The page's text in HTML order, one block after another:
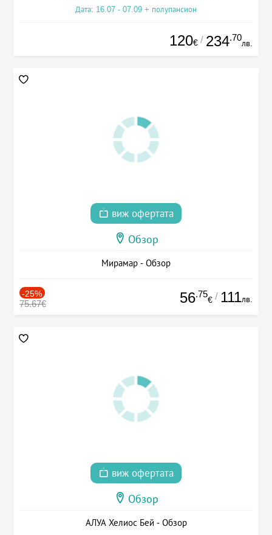
Дата: 16.07 - 07.09 + полупансион
120€ / 234.70
лв.
виж офертата
Обзор
Мирамар - Обзор
-25%
75.67€ 56.75
€ / 111лв.
виж офертата
Обзор
АЛУА Хелиос Бей - Обзор